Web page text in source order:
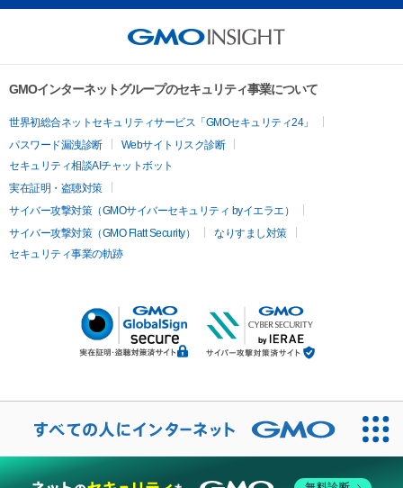
GMOインターネットグループのセキュリティ事業について
世界初総合ネットセキュリティサービス「GMOセキュリティ24」
パスワード漏洩診断
Webサイトリスク診断
セキュリティ相談AIチャットボット
実在証明・盗聴対策
サイバー攻撃対策（GMOサイバーセキュリティ byイエラエ）
サイバー攻撃対策（GMO Flatt Security）
なりすまし対策
セキュリティ事業の軌跡